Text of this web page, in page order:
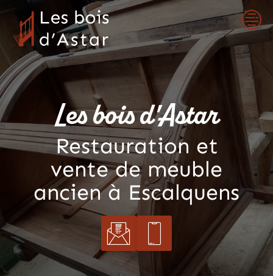
content
Les bois d'Astar
Restauration et
vente de meuble
ancien à Escalquens